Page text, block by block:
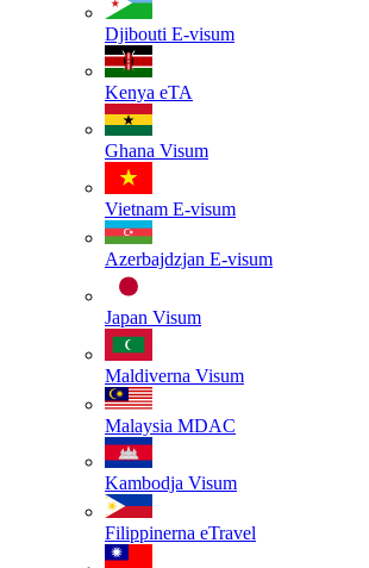
Djibouti E-visum
Kenya eTA
Ghana Visum
Vietnam E-visum
Azerbajdzjan E-visum
Japan Visum
Maldiverna Visum
Malaysia MDAC
Kambodja Visum
Filippinerna eTravel